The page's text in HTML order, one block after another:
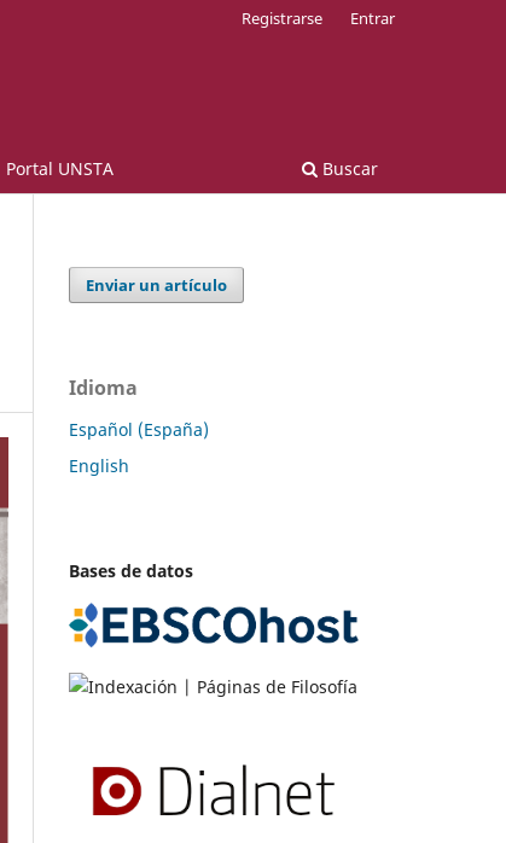
Portal UNSTA Buscar
Registrarse Entrar
Enviar un artículo
Idioma
Español (España)
English
Bases de datos